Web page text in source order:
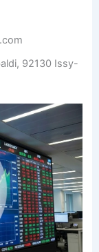
92130 Issy-